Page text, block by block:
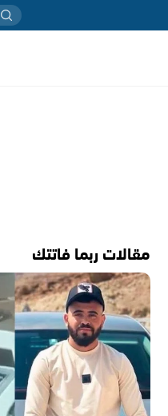
مقالات ربما فاتتك